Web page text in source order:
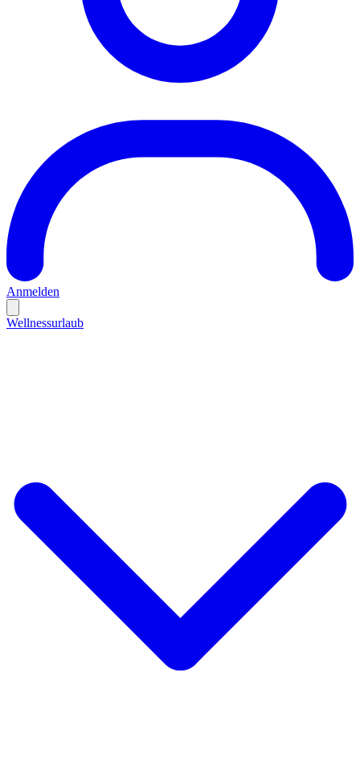
Anmelden
Wellnessurlaub